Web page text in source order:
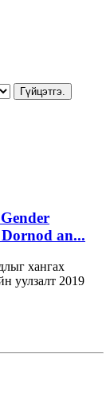
Гүйцэтгэ.
an...
хангах
уулзалт 2019